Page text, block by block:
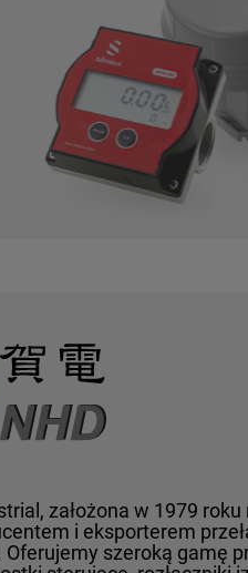
założona w 1979
i eksporterem
szeroką gamę